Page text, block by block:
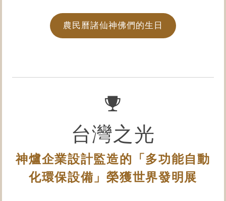
農民曆諸仙神佛們的生日
台灣之光
神爐企業設計監造的「多功能自動
化環保設備 」榮獲世界發明展